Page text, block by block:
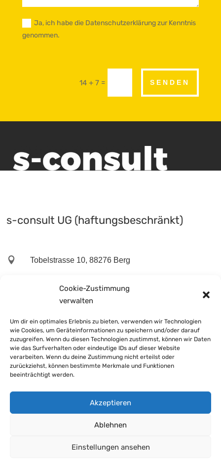
Cookie-Zustimmung
verwalten
Um dir ein optimales Erlebnis zu bieten, verwenden wir Technologien
wie Cookies, um Geräteinformationen zu speichern und/oder darauf
zuzugreifen. Wenn du diesen Technologien zustimmst, können wir Daten
wie das Surfverhalten oder eindeutige IDs auf dieser Website
verarbeiten. Wenn du deine Zustimmung nicht erteilst oder
zurückziehst, können bestimmte Merkmale und Funktionen
beeinträchtigt werden.
Akzeptieren
Ablehnen
Einstellungen ansehen
Ja, ich habe die Datenschutzerklärung zur Kenntnis
genommen.
14 + 7 = SENDEN
s-consult UG (haftungsbeschränkt)
 Tobelstrasse 10, 88276 Berg
+49 751 5575 821
 f.schmidt@s-consult.online
2026 – s-consult UG (haftungsbeschränkt) – All